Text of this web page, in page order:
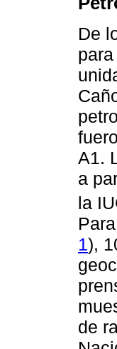
De
A1.
a
la
1),
de